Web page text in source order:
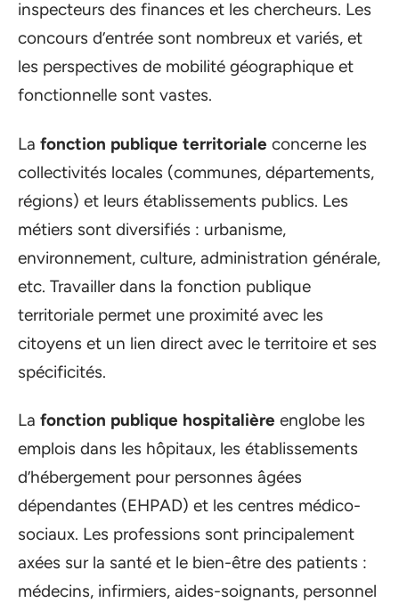
inspecteurs des finances et les chercheurs. Les
concours d’entrée sont nombreux et variés, et
les perspectives de mobilité géographique et
fonctionnelle sont vastes.
La fonction publique territoriale concerne les
collectivités locales (communes, départements,
régions) et leurs établissements publics. Les
métiers sont diversifiés : urbanisme,
environnement, culture, administration générale,
etc. Travailler dans la fonction publique
territoriale permet une proximité avec les
citoyens et un lien direct avec le territoire et ses
spécificités.
La fonction publique hospitalière englobe les
emplois dans les hôpitaux, les établissements
d’hébergement pour personnes âgées
dépendantes (EHPAD) et les centres médico-
sociaux. Les professions sont principalement
axées sur la santé et le bien-être des patients :
médecins, infirmiers, aides-soignants, personnel